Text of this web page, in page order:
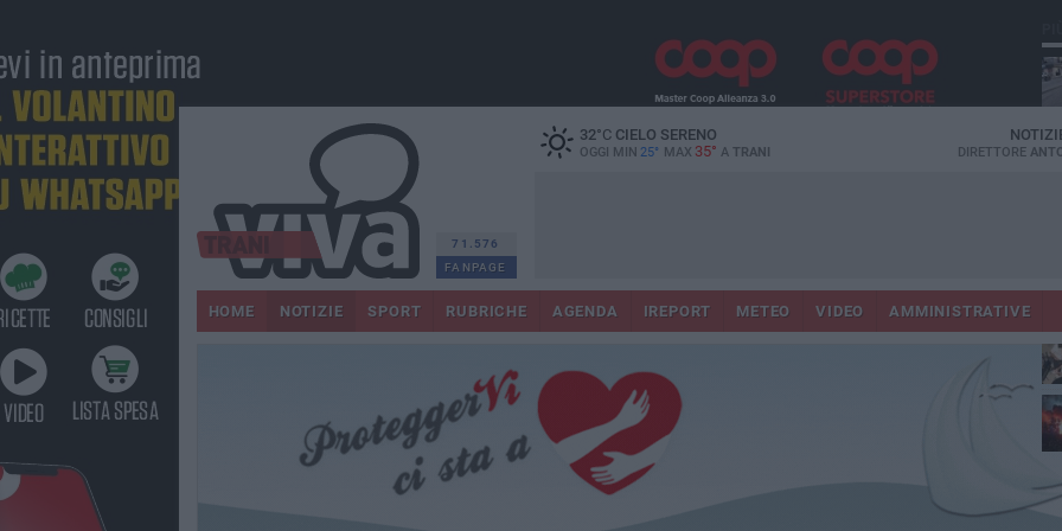
71.576
FANPAGE
32°CCIELO SERENO
OGGI MIN 25° MAX 35° A TRANI DIRETTORE
HOME NOTIZIE SPORT RUBRICHE AGENDA IREPORT METEO VIDEO AMMINISTRATIVE